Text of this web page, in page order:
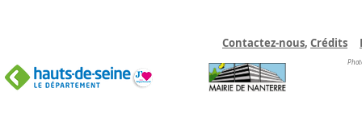
Contactez-nous, Crédits